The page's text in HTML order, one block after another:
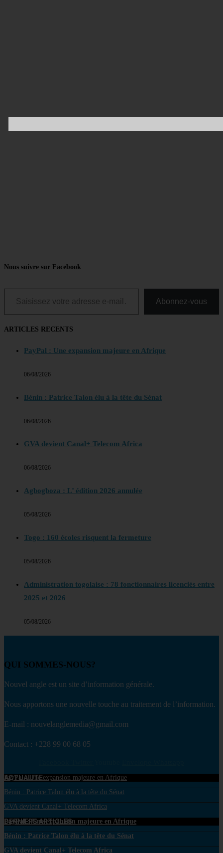
Nous suivre sur Facebook
Saisissez votre adresse e-mail…
Abonnez-vous
ARTICLES RECENTS
PayPal : Une expansion majeure en Afrique
06/08/2026
Bénin : Patrice Talon élu à la tête du Sénat
06/08/2026
GVA devient Canal+ Telecom Africa
06/08/2026
Agbogboza : L’ édition 2026 annulée
05/08/2026
Togo : 160 écoles risquent la fermeture
05/08/2026
Administration togolaise : 78 fonctionnaires licenciés entre
2025 et 2026
05/08/2026
QUI SOMMES-NOUS?
Nouvel angle est un site d’information générale.
Nous apportons une nouvelle touche au traitement de l’information.
E-mail : nouvelanglemedia@gmail.com
Contact : +228 99 00 68 05
ACTUALITE
PayPal : Une expansion majeure en Afrique
Bénin : Patrice Talon élu à la tête du Sénat
GVA devient Canal+ Telecom Africa
DERNIERS ARTICLES
PayPal : Une expansion majeure en Afrique
Bénin : Patrice Talon élu à la tête du Sénat
GVA devient Canal+ Telecom Africa